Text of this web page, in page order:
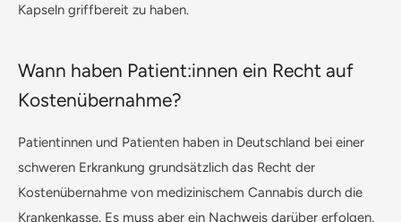
Kapseln griffbereit zu haben.
Wann haben Patient:innen ein Recht auf
Kostenübernahme?
Patientinnen und Patienten haben in Deutschland bei einer
schweren Erkrankung grundsätzlich das Recht der
Kostenübernahme von medizinischem Cannabis durch die
Krankenkasse. Es muss aber ein Nachweis darüber erfolgen,